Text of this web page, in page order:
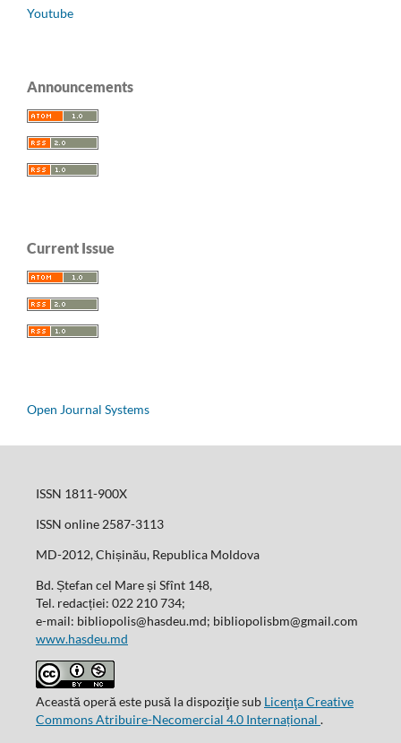
Youtube
Announcements
Current Issue
Open Journal Systems
ISSN 1811-900X
ISSN online 2587-3113
MD-2012, Chișinău, Republica Moldova
Bd. Ștefan cel Mare și Sfînt 148,
Tel. redacției: 022 210 734;
e-mail: bibliopolis@hasdeu.md; bibliopolisbm@gmail.com
www.hasdeu.md
Această operă este pusă la dispoziţie sub Licenţa Creative
Commons Atribuire-Necomercial 4.0 Internațional .